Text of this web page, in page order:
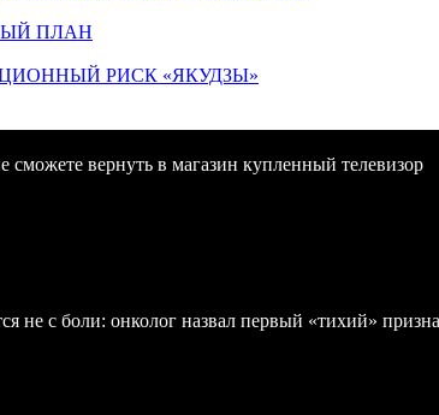
ПЛАН
РИСК «ЯКУДЗЫ»
сможете вернуть в магазин купленный телевизор
не с боли: онколог назвал первый «тихий»